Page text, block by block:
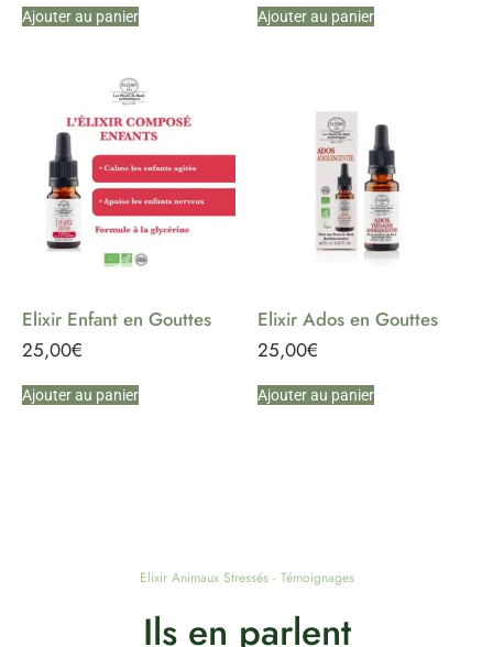
Ajouter au panier Ajouter au panier
Elixir Enfant en Gouttes
25,00€
Ajouter au panier
Elixir Ados en Gouttes
25,00€
Ajouter au panier
Elixir Animaux Stressés - Témoignages
Ils en parlent